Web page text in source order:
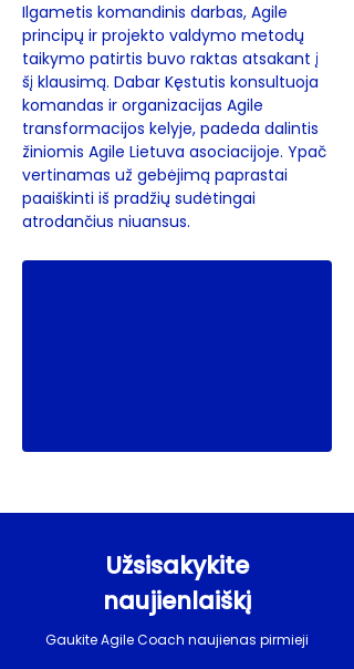
Ilgametis komandinis darbas, Agile
principų ir projekto valdymo metodų
taikymo patirtis buvo raktas atsakant į
šį klausimą. Dabar Kęstutis konsultuoja
komandas ir organizacijas Agile
transformacijos kelyje, padeda dalintis
žiniomis Agile Lietuva asociacijoje. Ypač
vertinamas už gebėjimą paprastai
paaiškinti iš pradžių sudėtingai
atrodančius niuansus.
Užsisakykite
naujienlaiškį
Gaukite Agile Coach naujienas pirmieji